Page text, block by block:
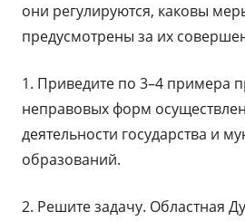
они регулируются, каковы
предусмотрены за их
1. Приведите по 3–4 примера
неправовых форм
деятельности государства и
образований.
2. Решите задачу. Областная